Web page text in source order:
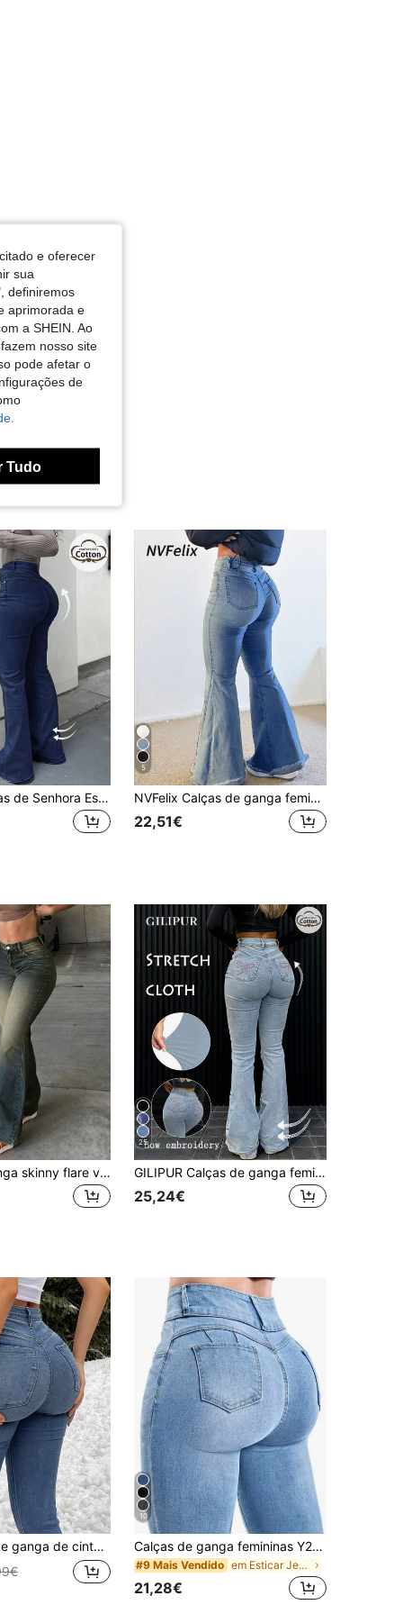
Média, Tamanho: L
GILIPUR Calças de Senhora Estilo Y2K de Cintura Alta e Perna Boca de Sino, Cor Sólida, Elásticas, Elegantes e Casuais, Azul-Marinho, Streetwear de Outono
5
NVFelix Calças de ganga femininas slim de cintura alta com bainha desfiada e perna flare, tecido fino elástico, azul, para primavera, verão, outono e inverno
22,51€
Calças de ganga skinny flare vintage desgastadas para mulher, casuais, primavera/outono
25
GILIPUR Calças de ganga femininas Y2K flare com laço bordado, cintura alta, slim, elegantes e casuais, em denim azul lavado elástico, estilo street, primavera/outono
25,24€
ao tornozelo, corte slim skinny, silhueta favorecedora, outono
10
Calças de ganga femininas Y2K de alta elasticidade com efeito levantador de rabo, design elegante, adequadas para deslocações, encontros, uso casual diário, passeios de férias e férias de outono
#9 Mais Vendido em Esticar Jeans Feminino
21,28€
e oferecer
sua
definiremos
aprimorada e
a SHEIN. Ao
nosso site
pode afetar o
de
Tudo